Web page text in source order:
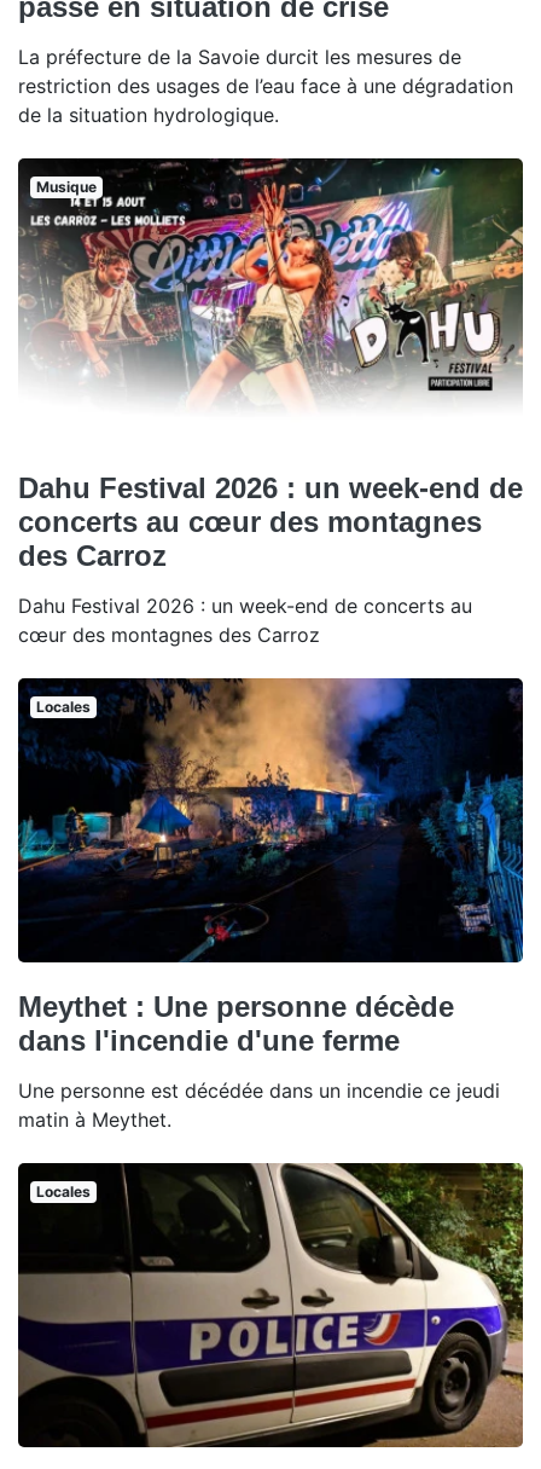
passe en situation de crise
La préfecture de la Savoie durcit les mesures de
restriction des usages de l’eau face à une dégradation
de la situation hydrologique.
Musique
Dahu Festival 2026 : un week-end de
concerts au cœur des montagnes
des Carroz
Dahu Festival 2026 : un week-end de concerts au
cœur des montagnes des Carroz
Locales
Meythet : Une personne décède
dans l'incendie d'une ferme
Une personne est décédée dans un incendie ce jeudi
matin à Meythet.
Locales